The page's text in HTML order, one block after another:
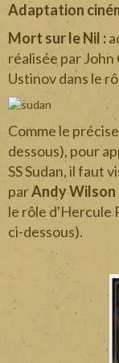
Adaptation
Mort sur le Nil :
réalisée par
Ustinov dans le
Comme le
dessous), pour
SS Sudan, il faut
parAndy Wilson
le rôle d'Hercule
ci-dessous).